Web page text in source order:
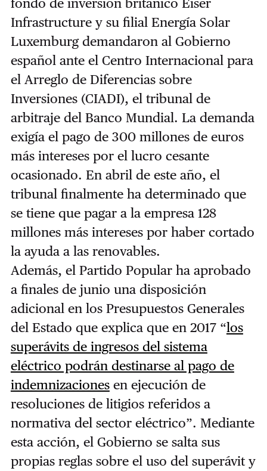
Infrastructure y su filial Energía Solar
Luxemburg demandaron al Gobierno
español ante el Centro Internacional para
el Arreglo de Diferencias sobre
Inversiones (CIADI), el tribunal de
arbitraje del Banco Mundial. La demanda
exigía el pago de 300 millones de euros
más intereses por el lucro cesante
ocasionado. En abril de este año, el
tribunal finalmente ha determinado que
se tiene que pagar a la empresa 128
millones más intereses por haber cortado
la ayuda a las renovables.
Además, el Partido Popular ha aprobado
a finales de junio una disposición
adicional en los Presupuestos Generales
del Estado que explica que en 2017 “los
superávits de ingresos del sistema
eléctrico podrán destinarse al pago de
indemnizacionesen ejecución de
resoluciones de litigios referidos a
normativa del sector eléctrico”. Mediante
esta acción, el Gobierno se salta sus
propias reglas sobre el uso del superávit y